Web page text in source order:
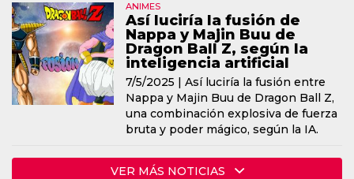
ANIMES
Así luciría la fusión de
Nappa y Majin Buu de
Dragon Ball Z, según la
inteligencia artificial
7/5/2025 |Así luciría la fusión entre
Nappa y Majin Buu de Dragon Ball Z,
una combinación explosiva de fuerza
bruta y poder mágico, según la IA.
VER MÁS NOTICIAS